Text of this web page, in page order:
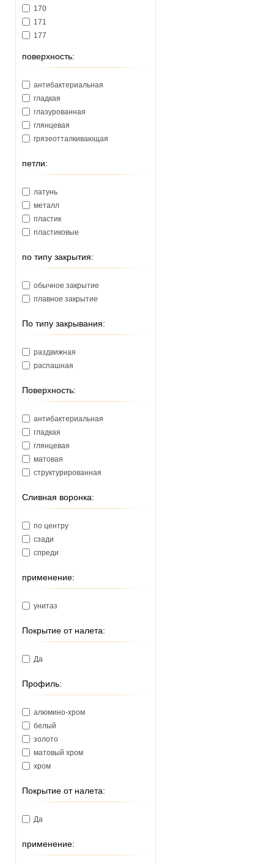
170
171
177
180
185
188
191
192
193
207
210
213
215
245
250
340
поверхность:
антибактериальная
гладкая
глазурованная
глянцевая
грязеотталкивающая
петли:
латунь
металл
пластик
пластиковые
по типу закрытия:
обычное закрытие
плавное закрытие
По типу закрывания:
раздвижная
распашная
Поверхность:
антибактериальная
гладкая
глянцевая
матовая
структурированная
Сливная воронка:
по центру
сзади
спреди
применение:
унитаз
Покрытие от налета:
Да
Профиль:
алюмино-хром
белый
золото
матовый хром
хром
Покрытие от налета:
Да
применение: